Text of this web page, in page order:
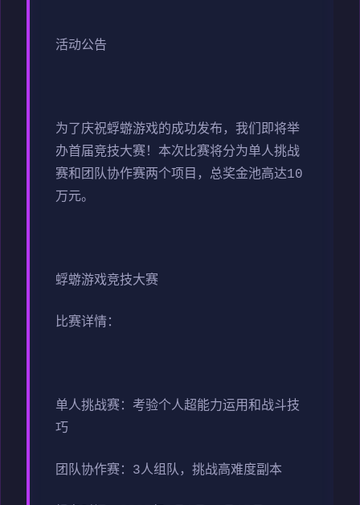
活动公告
为了庆祝蜉蝣游戏的成功发布，我们即将举
办首届竞技大赛！本次比赛将分为单人挑战
赛和团队协作赛两个项目，总奖金池高达10
万元。
蜉蝣游戏竞技大赛
比赛详情：
单人挑战赛：考验个人超能力运用和战斗技
巧
团队协作赛：3人组队，挑战高难度副本